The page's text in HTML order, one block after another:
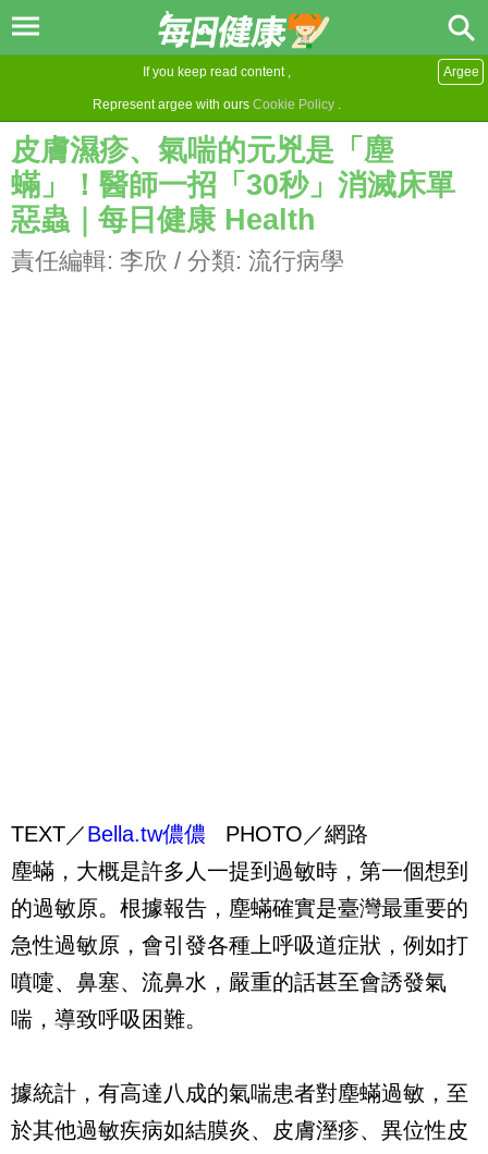
If you keep read content ,
Represent argee with ours Cookie Policy .
Argee
皮膚濕疹、氣喘的元兇是「塵
蟎」！醫師一招「30秒」消滅床單
惡蟲｜每日健康 Health
責任編輯: 李欣 / 分類: 流行病學
TEXT／Bella.tw儂儂 PHOTO／網路
塵蟎，大概是許多人一提到過敏時，第一個想到
的過敏原。根據報告，塵蟎確實是臺灣最重要的
急性過敏原，會引發各種上呼吸道症狀，例如打
噴嚏、鼻塞、流鼻水，嚴重的話甚至會誘發氣
喘，導致呼吸困難。
據統計，有高達八成的氣喘患者對塵蟎過敏，至
於其他過敏疾病如結膜炎、皮膚溼疹、異位性皮